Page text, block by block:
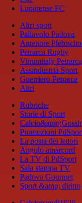
Luparense FC
Altri sport
Pallavolo Padova
Antenore
Petrarca Rugby
Vinumitaly Petrarca
Assindustria Sport
Guerriero Petrarca
Altri
Rubriche
Storie di Sport
Promozioni
La posta dei lettori
Angolo amarcord
La TV di PdSport
Sala stampa TV
Padova Gourmet
Sport &amp; diritto